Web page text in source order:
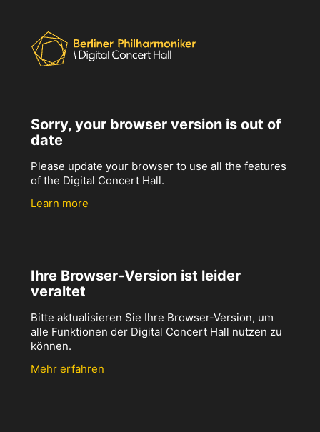
Sorry, your browser version is out of
date
Please update your browser to use all the features
of the Digital Concert Hall.
Learn more
Ihre Browser-Version ist leider
veraltet
Bitte aktualisieren Sie Ihre Browser-Version, um
alle Funktionen der Digital Concert Hall nutzen zu
können.
Mehr erfahren